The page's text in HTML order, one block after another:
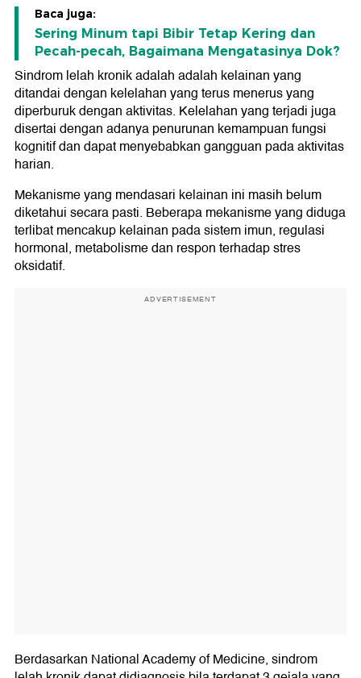
Baca juga:
Sering Minum tapi Bibir Tetap Kering dan
Pecah-pecah, Bagaimana Mengatasinya Dok?
Sindrom lelah kronik adalah adalah kelainan yang
ditandai dengan kelelahan yang terus menerus yang
diperburuk dengan aktivitas. Kelelahan yang terjadi juga
disertai dengan adanya penurunan kemampuan fungsi
kognitif dan dapat menyebabkan gangguan pada aktivitas
harian.
Mekanisme yang mendasari kelainan ini masih belum
diketahui secara pasti. Beberapa mekanisme yang diduga
terlibat mencakup kelainan pada sistem imun, regulasi
hormonal, metabolisme dan respon terhadap stres
oksidatif.
ADVERTISEMENT
Berdasarkan National Academy of Medicine, sindrom